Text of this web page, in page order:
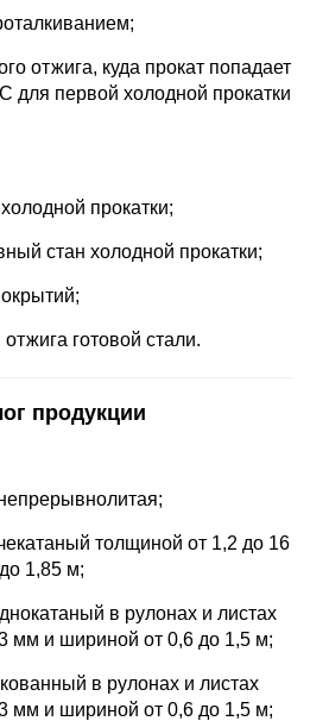
отжига, куда прокат попадает
для первой холодной прокатки
прокатки;
стан холодной прокатки;
готовой стали.
продукции
толщиной от 1,2 до 16
1,85 м;
в рулонах и листах
мм и шириной от 0,6 до 1,5 м;
в рулонах и листах
мм и шириной от 0,6 до 1,5 м;